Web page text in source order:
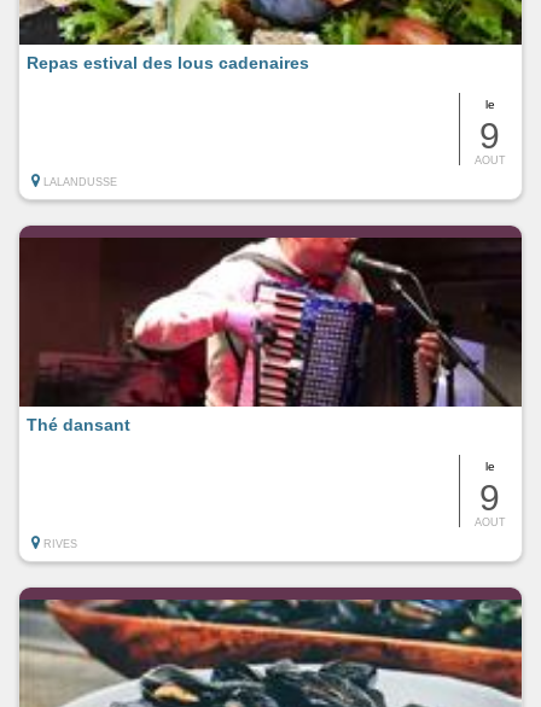
le
9
AOUT
Repas estival des lous cadenaires
LALANDUSSE
le
9
AOUT
Thé dansant
RIVES